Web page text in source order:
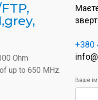
Ohm
up to 650 MHz.
+380
Ваше